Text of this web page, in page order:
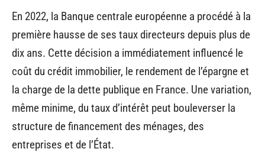
En 2022, la Banque centrale européenne a procédé à la
première hausse de ses taux directeurs depuis plus de
dix ans. Cette décision a immédiatement influencé le
coût du crédit immobilier, le rendement de l’épargne et
la charge de la dette publique en France. Une variation,
même minime, du taux d’intérêt peut bouleverser la
structure de financement des ménages, des
entreprises et de l’État.